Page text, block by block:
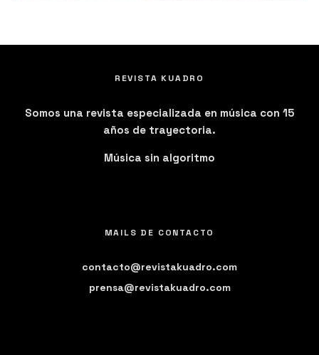
REVISTA KUADRO
Somos una revista especializada en música con 15
años de trayectoria.
Música sin algoritmo
MAILS DE CONTACTO
contacto@revistakuadro.com
prensa@revistakuadro.com